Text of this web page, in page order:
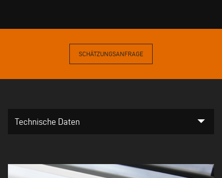
SCHÄTZUNGSANFRAGE
Technische Daten arrow_drop_down